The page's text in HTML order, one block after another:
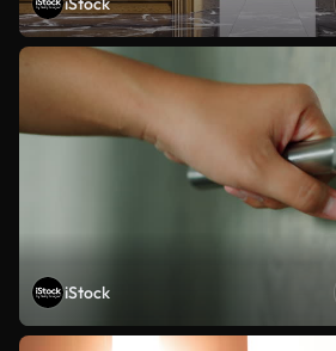
iStock